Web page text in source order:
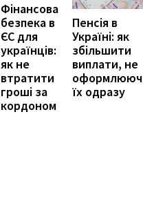
Фінансова
безпека в
ЄС для
українців:
як не
втратити
гроші за
кордоном
Пенсія в
Україні: як
збільшити
виплати, не
їх одразу